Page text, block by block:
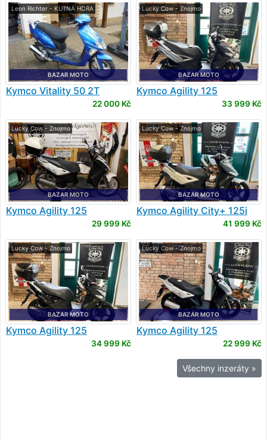
Leon Richter - KUTNÁ HORA
BAZAR MOTO
Kymco Vitality 50 2T
22 000 Kč
Lucky Cow - Znojmo
BAZAR MOTO
Kymco Agility 125
33 999 Kč
Lucky Cow - Znojmo
BAZAR MOTO
Kymco Agility 125
29 999 Kč
Lucky Cow - Znojmo
BAZAR MOTO
Kymco Agility City+ 125i
41 999 Kč
Lucky Cow - Znojmo
BAZAR MOTO
Kymco Agility 125
34 999 Kč
Lucky Cow - Znojmo
BAZAR MOTO
Kymco Agility 125
22 999 Kč
Všechny inzeráty »